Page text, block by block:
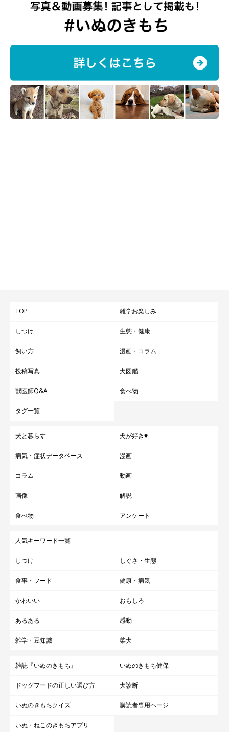
TOP 雑学お楽しみ
しつけ 生態・健康
飼い方 漫画・コラム
投稿写真 犬図鑑
獣医師Q&A 食べ物
タグ一覧
犬と暮らす 犬が好き♥
病気・症状データベース 漫画
コラム 動画
画像 解説
食べ物 アンケート
人気キーワード一覧
しつけ しぐさ・生態
食事・フード 健康・病気
かわいい おもしろ
あるある 感動
雑学・豆知識 柴犬
雑誌『いぬのきもち』 いぬのきもち健保
ドッグフードの正しい選び方 犬診断
いぬのきもちクイズ 購読者専用ページ
いぬ・ねこのきもちアプリ